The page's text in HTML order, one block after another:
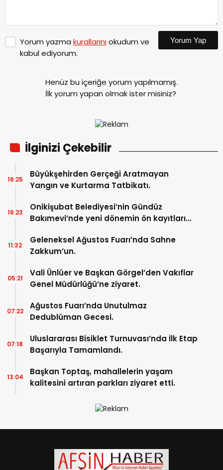
Yorum yazma kurallarınıokudum ve
kabul ediyorum.
Yorum Yap
Henüz bu içeriğe yorum yapılmamış.
İlk yorum yapan olmak ister misiniz?
İlginizi Çekebilir
Büyükşehirden Gerçeği Aratmayan
Yangın ve Kurtarma Tatbikatı.
16:25
Onikişubat Belediyesi’nin Gündüz
Bakımevi’nde yeni dönemin ön kayıtları
16:23
Geleneksel Ağustos Fuarı’nda Sahne
Zakkum’un.
11:32
Vali Ünlüer ve Başkan Görgel’den Vakıflar
Genel Müdürlüğü’ne ziyaret.
05:21
Ağustos Fuarı’nda Unutulmaz
Dedublüman Gecesi.
07:22
Uluslararası Bisiklet Turnuvası’nda İlk Etap
Başarıyla Tamamlandı.
07:18
Başkan Toptaş, mahallelerin yaşam
kalitesini artıran parkları ziyaret etti.
13:04